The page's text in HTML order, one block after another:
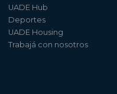
UADE Hub
Deportes
UADE Housing
Trabajá con nosotros